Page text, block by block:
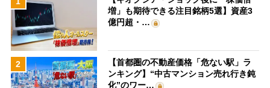
増」も期待できる注目銘柄5選】資産3
億円超・…
2
【首都圏の不動産価格「危ない駅」ラ
ンキング】“中古マンション売れ行き鈍
化”のワー…